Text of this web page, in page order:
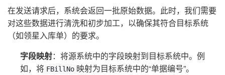
在发送请求后，系统会返回一批原始数据。此时，我们需要
对这些数据进行清洗和初步加工，以确保其符合目标系统
（如领星入库单）的要求。
字段映射：将源系统中的字段映射到目标系统中。例
如，将 FBillNo 映射为目标系统中的“单据编号”。